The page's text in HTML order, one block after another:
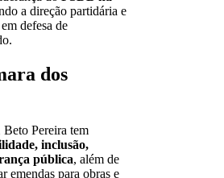
a direção partidária e
defesa de
dos
Beto Pereira tem
inclusão,
pública, além de
emendas para obras e